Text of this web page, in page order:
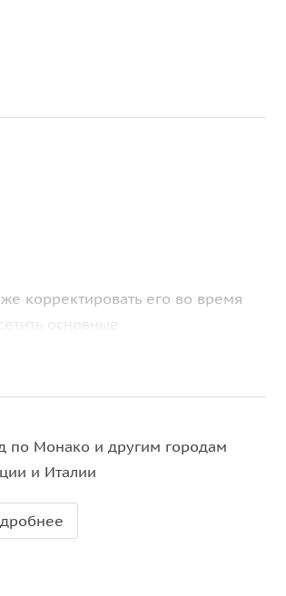
корректировать его во время
основные
окажем Вам помощь
,
церкви, которые можно
по Монако и другим городам
и Италии